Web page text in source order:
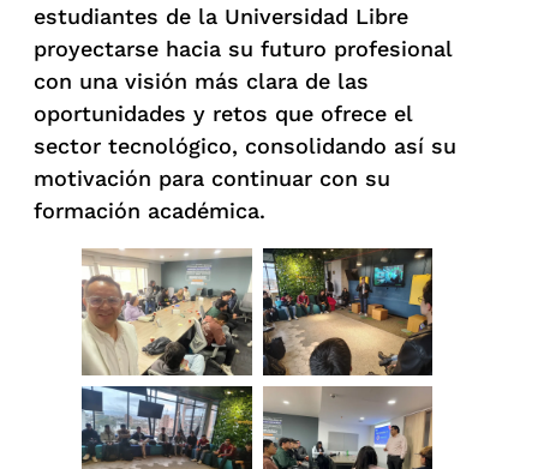
estudiantes de la Universidad Libre
proyectarse hacia su futuro profesional
con una visión más clara de las
oportunidades y retos que ofrece el
sector tecnológico, consolidando así su
motivación para continuar con su
formación académica.